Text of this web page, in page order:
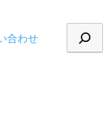
合わせ